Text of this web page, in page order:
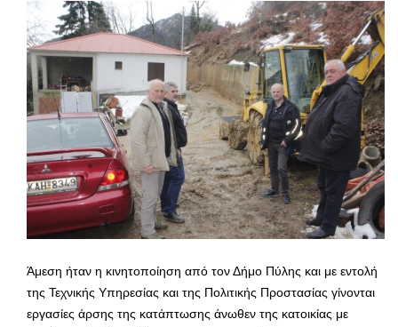
Άμεση ήταν η κινητοποίηση από τον Δήμο Πύλης και με εντολή
της Τεχνικής Υπηρεσίας και της Πολιτικής Προστασίας γίνονται
εργασίες άρσης της κατάπτωσης άνωθεν της κατοικίας με